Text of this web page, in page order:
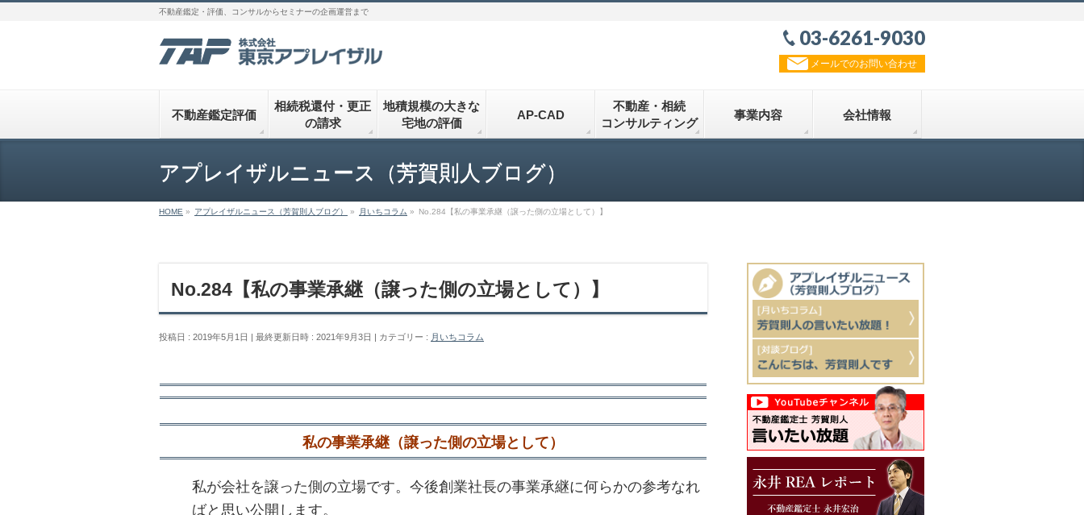
不動産鑑定・評価、コンサルからセミナーの企画運営まで
03-6261-9030
メールでのお問い合わせ
不動産鑑定評価
相続税還付・更正
の請求
地積規模の大きな
宅地の評価
AP-CAD
不動産・相続
コンサルティング
事業内容 会社情報
アプレイザルニュース（芳賀則人ブログ）
HOME » アプレイザルニュース（芳賀則人ブログ） » 月いちコラム » No.284【私の事業承継（譲った側の立場として）】
No.284【私の事業承継（譲った側の立場として）】
投稿日 : 2019年5月1日 最終更新日時 : 2021年9月3日 カテゴリー : 月いちコラム
私の事業承継（譲った側の立場として）
私が会社を譲った側の立場です。今後創業社長の事業承継に何らかの参考なれ
ばと思い公開します。